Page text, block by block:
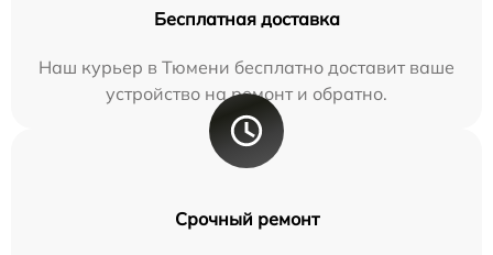
Бесплатная доставка
Наш курьер в Тюмени бесплатно доставит ваше
устройство на ремонт и обратно.
Срочный ремонт